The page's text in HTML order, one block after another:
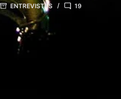
ENTREVISTAS 19